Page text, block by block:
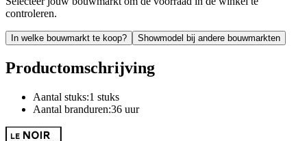
controleren.
In welke bouwmarkt te koop? Showmodel bij andere bouwmarkten
Productomschrijving
Aantal stuks:1 stuks
Aantal branduren:36 uur